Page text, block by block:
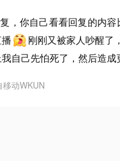
，你自己看看回复的内容
刚刚又被家人吵醒了
自己先怕死了，然后造
移动WKUN